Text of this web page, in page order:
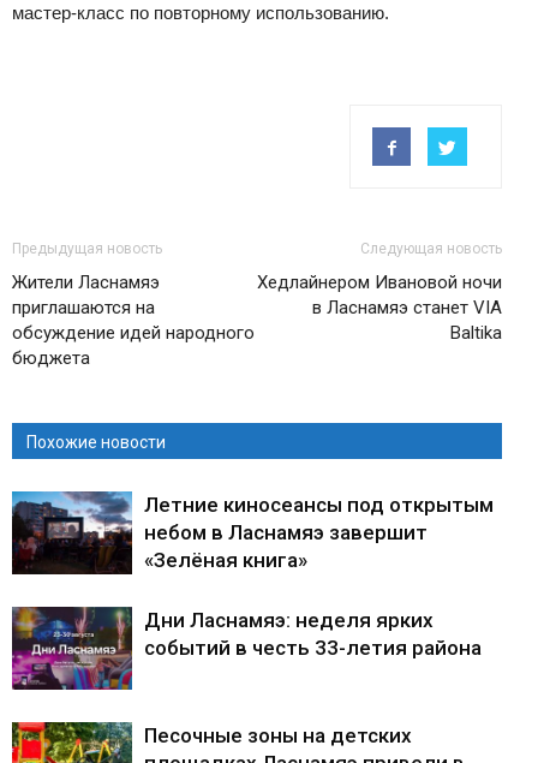
мастер-класс по повторному использованию.
Предыдущая новость
Жители Ласнамяэ
приглашаются на
обсуждение идей народного
бюджета
Следующая новость
Хедлайнером Ивановой ночи
в Ласнамяэ станет VIA
Baltika
Похожие новости
Летние киносеансы под открытым
небом в Ласнамяэ завершит
«Зелёная книга»
Дни Ласнамяэ: неделя ярких
событий в честь 33-летия района
Песочные зоны на детских